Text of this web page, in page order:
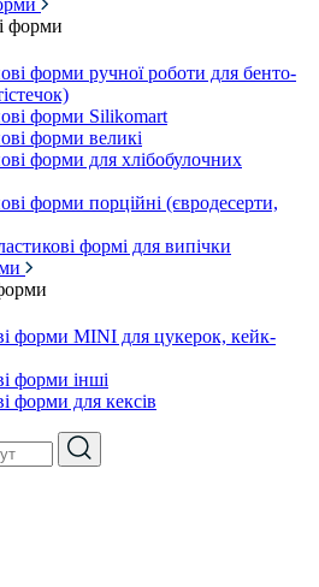
форми
форми ручної роботи для бенто-
форми Silikomart
форми великі
форми для хлібобулочних
форми порційні (євродесерти,
формі для випічки
форми MINI для цукерок, кейк-
форми інші
форми для кексів